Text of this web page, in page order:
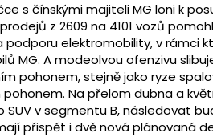
s čínskými majiteli MG loni k
z 2609 na 4101 vozů
podporu elektromobility, v rámci
MG. A modeolvou ofenzivu
pohonem, stejně jako ryze
pohonem. Na přelom dubna a
SUV v segmentu B, následovat
přispět i dvě nová plánovaná